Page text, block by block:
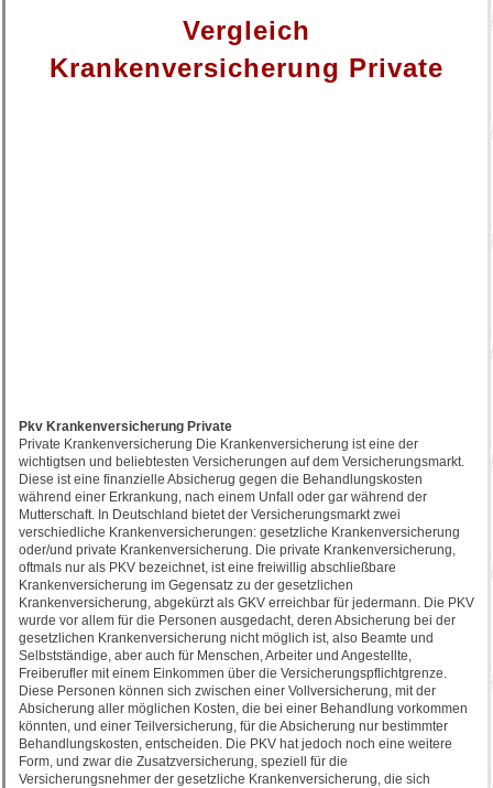
Vergleich
Krankenversicherung Private
Pkv Krankenversicherung Private
Private Krankenversicherung Die Krankenversicherung ist eine der
wichtigtsen und beliebtesten Versicherungen auf dem Versicherungsmarkt.
Diese ist eine finanzielle Absicherug gegen die Behandlungskosten
während einer Erkrankung, nach einem Unfall oder gar während der
Mutterschaft. In Deutschland bietet der Versicherungsmarkt zwei
verschiedliche Krankenversicherungen: gesetzliche Krankenversicherung
oder/und private Krankenversicherung. Die private Krankenversicherung,
oftmals nur als PKV bezeichnet, ist eine freiwillig abschließbare
Krankenversicherung im Gegensatz zu der gesetzlichen
Krankenversicherung, abgekürzt als GKV erreichbar für jedermann. Die PKV
wurde vor allem für die Personen ausgedacht, deren Absicherung bei der
gesetzlichen Krankenversicherung nicht möglich ist, also Beamte und
Selbstständige, aber auch für Menschen, Arbeiter und Angestellte,
Freiberufler mit einem Einkommen über die Versicherungspflichtgrenze.
Diese Personen können sich zwischen einer Vollversicherung, mit der
Absicherung aller möglichen Kosten, die bei einer Behandlung vorkommen
könnten, und einer Teilversicherung, für die Absicherung nur bestimmter
Behandlungskosten, entscheiden. Die PKV hat jedoch noch eine weitere
Form, und zwar die Zusatzversicherung, speziell für die
Versicherungsnehmer der gesetzliche Krankenversicherung, die sich